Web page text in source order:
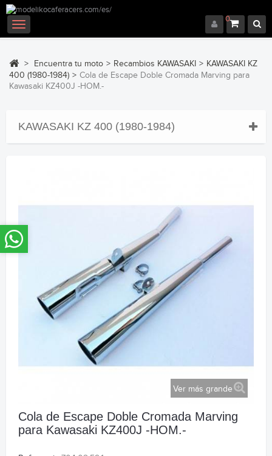
0
Navegación
Toggle
> Encuentra tu moto > Recambios KAWASAKI > KAWASAKI KZ
400 (1980-1984) > Cola de Escape Doble Cromada Marving para
Kawasaki KZ400J -HOM.-
KAWASAKI KZ 400 (1980-1984)
Ver más grande
Cola de Escape Doble Cromada Marving
para Kawasaki KZ400J -HOM.-